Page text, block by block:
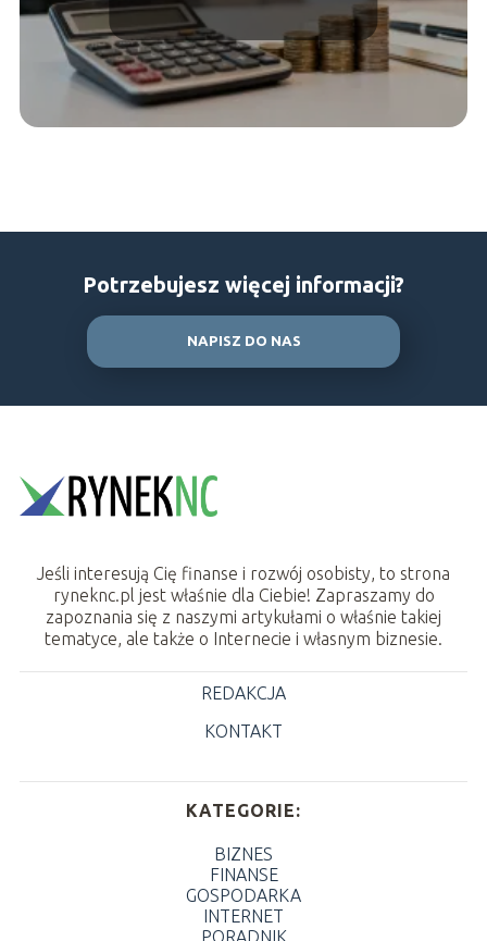
Potrzebujesz więcej informacji?
NAPISZ DO NAS
Jeśli interesują Cię finanse i rozwój osobisty, to strona
ryneknc.pl jest właśnie dla Ciebie! Zapraszamy do
zapoznania się z naszymi artykułami o właśnie takiej
tematyce, ale także o Internecie i własnym biznesie.
REDAKCJA
KONTAKT
KATEGORIE:
BIZNES
FINANSE
GOSPODARKA
INTERNET
PORADNIK